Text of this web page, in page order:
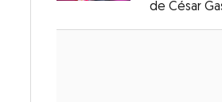
Opens in new window
de César